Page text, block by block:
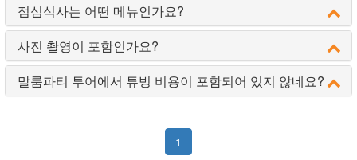
점심식사는 어떤 메뉴인가요?
사진 촬영이 포함인가요?
말룸파티 투어에서 튜빙 비용이 포함되어 있지 않네요?
1